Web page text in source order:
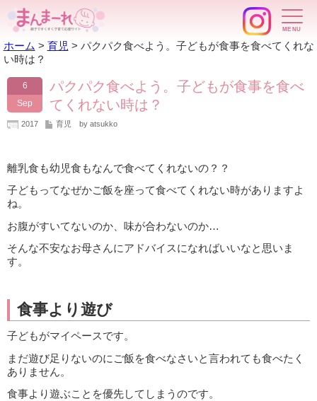
ホーム > 育児 > パクパク食べよう。子どもが食事を食べてくれな
い時は？
6
Sep
パクパク食べよう。子どもが食事を食べ
てくれない時は？
2017 育児 by atsukko
離乳食も幼児食もなんで食べてくれないの？？
子どもってなぜかご飯を座って食べてくれない時がありますよ
ね。
お腹がすいてないのか、味が合わないのか…
そんな不安なお母さんにアドバイスになればいいなと思いま
す。
食事より遊び
子どもがマイペースです。
まだ遊び足りないのにご飯を食べなさいと言われても食べたく
ありません。
食事より遊ぶことを優先してしまうのです。